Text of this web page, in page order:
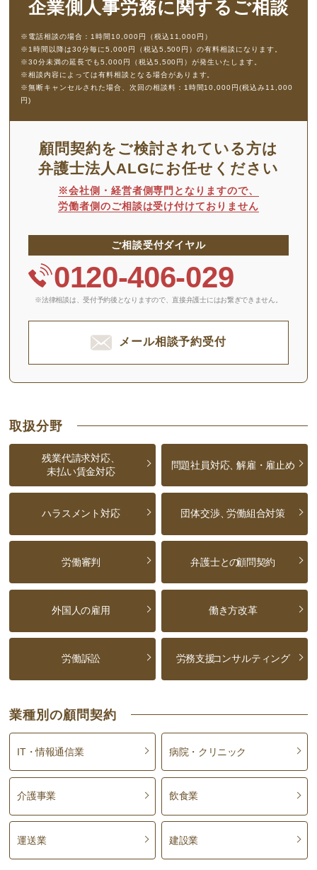
企業側人事労務に 関するご相談
※電話相談の場合：1時間10,000円（税込11,000円）
※1時間以降は30分毎に5,000円（税込5,500円）の有料相談になります。
※30分未満の延長でも5,000円（税込5,500円）が発生いたします。
※相談内容によっては有料相談となる場合があります。
※無断キャンセルされた場合、次回の相談料：1時間10,000円(税込み11,000
円)
顧問契約をご検討されている方は
弁護士法人ALGにお任せください
※会社側・経営者側専門となりますので、
労働者側のご相談は受け付けておりません
ご相談受付ダイヤル
0120-406-029
※法律相談は、受付予約後となりますので、 直接弁護士にはお繋ぎできません。
メール相談予約受付
取扱分野
残業代請求対応、
未払い賃金対応
問題社員対応、解雇・雇止め
ハラスメント対応 団体交渉、労働組合対策
労働審判 弁護士との顧問契約
外国人の雇用 働き方改革
労働訴訟 労務支援コンサルティング
業種別の顧問契約
IT・情報通信業 病院・クリニック
介護事業 飲食業
運送業 建設業